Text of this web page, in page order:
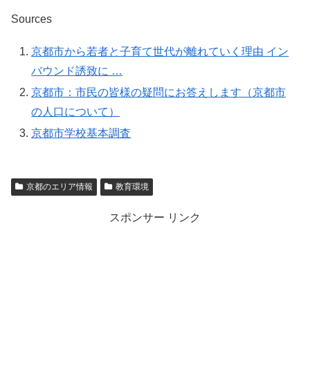
Sources
京都市から若者と子育て世代が離れていく理由 イン
バウンド誘致に …
京都市：市民の皆様の疑問にお答えします（京都市
の人口について）
京都市学校基本調査
京都のエリア情報 教育環境
スポンサー リンク